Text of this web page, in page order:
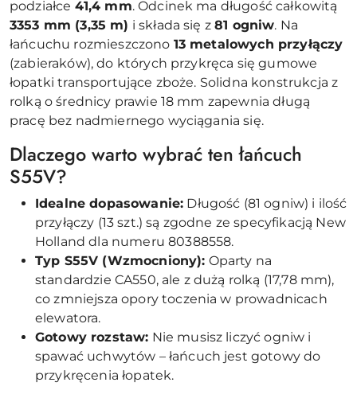
podziałce 41,4 mm. Odcinek ma długość całkowitą
3353 mm (3,35 m) i składa się z81 ogniw. Na
łańcuchu rozmieszczono 13 metalowych przyłączy
(zabieraków), do których przykręca się gumowe
łopatki transportujące zboże. Solidna konstrukcja z
rolką o średnicy prawie 18 mm zapewnia długą
pracę bez nadmiernego wyciągania się.
Dlaczego warto wybrać ten łańcuch
S55V?
Idealne dopasowanie: Długość (81 ogniw) i ilość
przyłączy (13 szt.) są zgodne ze specyfikacją New
Holland dla numeru 80388558.
Typ S55V (Wzmocniony): Oparty na
standardzie CA550, ale z dużą rolką (17,78 mm),
co zmniejsza opory toczenia w prowadnicach
elewatora.
Gotowy rozstaw: Nie musisz liczyć ogniw i
spawać uchwytów – łańcuch jest gotowy do
przykręcenia łopatek.